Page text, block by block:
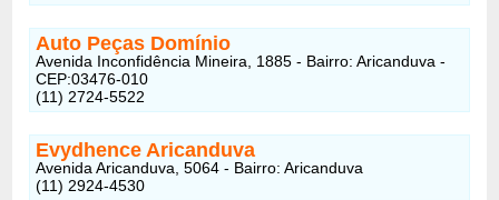
Auto Peças Domínio
Avenida Inconfidência Mineira, 1885 - Bairro: Aricanduva -
CEP:03476-010
(11) 2724-5522
Evydhence Aricanduva
Avenida Aricanduva, 5064 - Bairro: Aricanduva
(11) 2924-4530